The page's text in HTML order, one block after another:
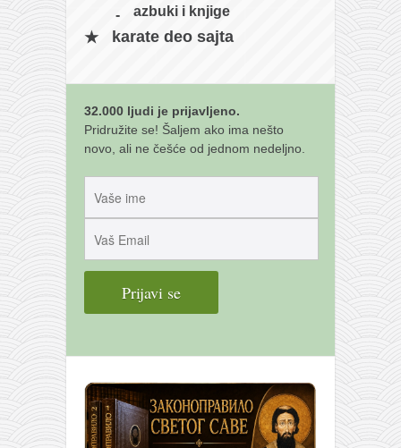
azbuki i knjige
karate deo sajta
32.000 ljudi je prijavljeno.
Pridružite se! Šaljem ako ima nešto
novo, ali ne češće od jednom nedeljno.